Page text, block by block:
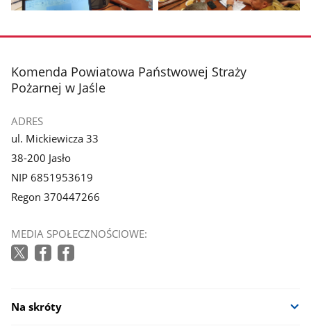
zdjęcie
galerii.
zdjęcie
z
galerii.
stopka
Komenda Powiatowa Państwowej Straży
Pożarnej w Jaśle
ADRES
ul. Mickiewicza 33
38-200 Jasło
NIP 6851953619
Regon 370447266
MEDIA SPOŁECZNOŚCIOWE:
Na skróty